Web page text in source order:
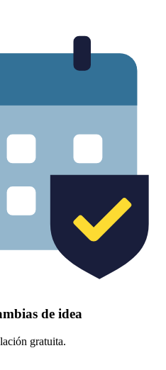
de idea
gratuita.